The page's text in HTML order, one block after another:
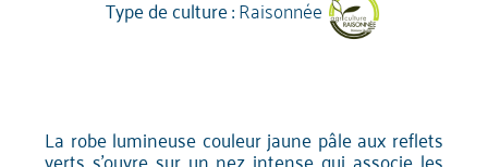
Type de culture :Raisonnée
La robe lumineuse couleur jaune pâle aux reflets